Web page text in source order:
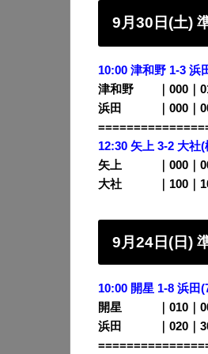
9月30日(土)
10:00 津和野 1-3 浜
津和野 ｜000｜
浜田 ｜000｜
12:30 矢上 3-2 大社(
矢上 ｜000｜
大社 ｜100｜
9月24日(日)
10:00 開星 1-8 浜田
開星 ｜010｜
浜田 ｜020｜